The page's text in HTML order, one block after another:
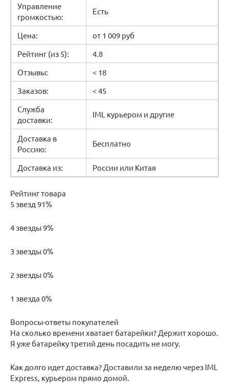
Управление
громкостью:
Есть
Цена:
от 1 009 руб
Рейтинг (из 5):
4.8
Отзывы:
< 18
Заказов:
< 45
Служба
доставки:
IML курьером и другие
Доставка в
Россию:
Бесплатно
Доставка из: России или Китая
Рейтинг товара
5 звезд 91%
4 звезды 9%
3 звезды 0%
2 звезды 0%
1 звезда 0%
Вопросы-ответы покупателей
На сколько времени хватает батарейки? Держит хорошо.
Я уже батарейку третий день посадить не могу.
Как долго идет доставка? Доставили за неделю через IML
Express, курьером прямо домой.